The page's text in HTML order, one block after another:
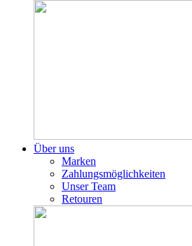
Über uns
Marken
Zahlungsmöglichkeiten
Unser Team
Retouren